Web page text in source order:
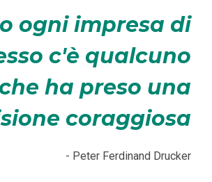
ogni impresa di
c'è qualcuno
ha preso una
coraggiosa
- Peter Ferdinand Drucker